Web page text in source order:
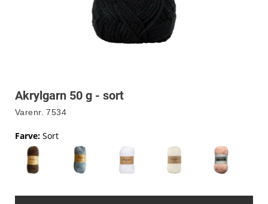
Akrylgarn 50 g - sort
Varenr. 7534
Farve: Sort